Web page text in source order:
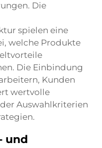
Die
spielen eine
welche Produkte
Die Einbindung
Kunden
wertvolle
Auswahlkriterien
und